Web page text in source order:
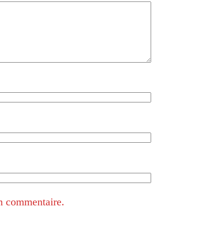
commentaire.